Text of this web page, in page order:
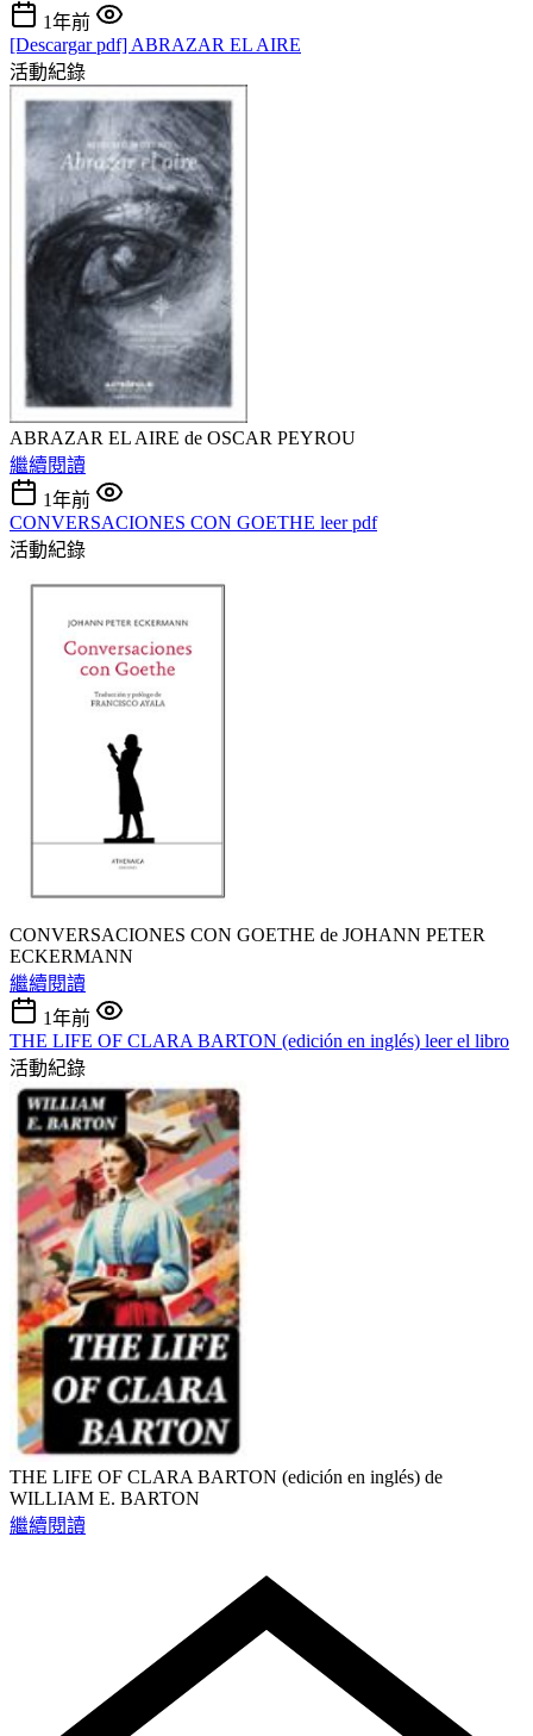
1年前
[Descargar pdf] ABRAZAR EL AIRE
活動紀錄
ABRAZAR EL AIRE de OSCAR PEYROU
繼續閱讀
1年前
CONVERSACIONES CON GOETHE leer pdf
活動紀錄
CONVERSACIONES CON GOETHE de JOHANN PETER
ECKERMANN
繼續閱讀
1年前
THE LIFE OF CLARA BARTON (edición en inglés) leer el libro
活動紀錄
THE LIFE OF CLARA BARTON (edición en inglés) de
WILLIAM E. BARTON
繼續閱讀